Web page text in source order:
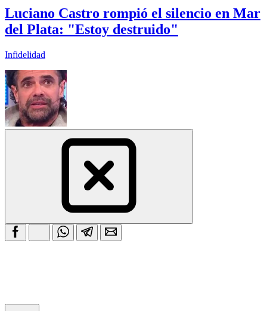
Luciano Castro rompió el silencio en Mar
del Plata: "Estoy destruido"
Infidelidad